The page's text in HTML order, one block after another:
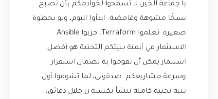
يا جماعة الخير، لا تسمحوا لخوادمكم بأن تصبح
نسخًا مشوهة وغامضة. ابدأوا اليوم، ولو بخطوة
صغيرة. تعلموا Terraform، جربوا Ansible.
الاستثمار في أتمتة بنيتكم التحتية هو أفضل
استثمار يمكن أن تقوموا به لضمان استقرار
وسرعة مشاريعكم. صدقوني، لما تشوفوا أول
بنية تحتية كاملة تنشأ بكبسة زر خلال دقائق،